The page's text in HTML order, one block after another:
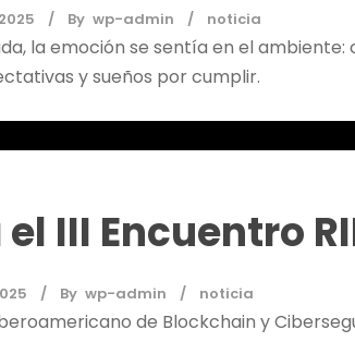
By wp-admin noticia
la emoción se sentía en el
y sueños por cumplir.
el III Encuentro
By wp-admin noticia
de Blockchain y